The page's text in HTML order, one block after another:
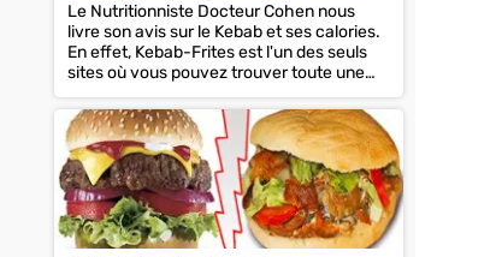
Le Nutritionniste Docteur Cohen nous
livre son avis sur le Kebab et ses calories.
En effet, Kebab-Frites est l'un des seuls
sites où vous pouvez trouver toute une
série d'articles sur le Kebab et...